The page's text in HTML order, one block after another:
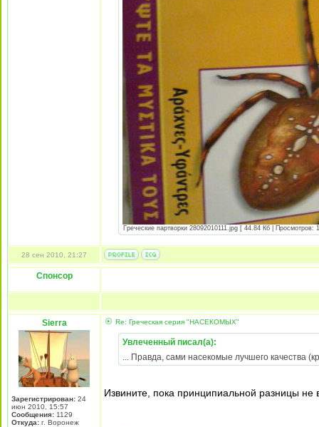
Греческие партворки 28092010111.jpg [ 44.84 Кб | Просмотров:
28 сен 2010, 21:27
Спонсор
Sierra
Зарегистрирован: 24
июн 2010, 15:57
Сообщения: 1129
Откуда: г. Воронеж
Re: Греческая серия "НАСЕКОМЫХ"
Увлеченный писал(а):
... Правда, сами насекомые лучшего качества
Извините, пока принципиальной разницы не